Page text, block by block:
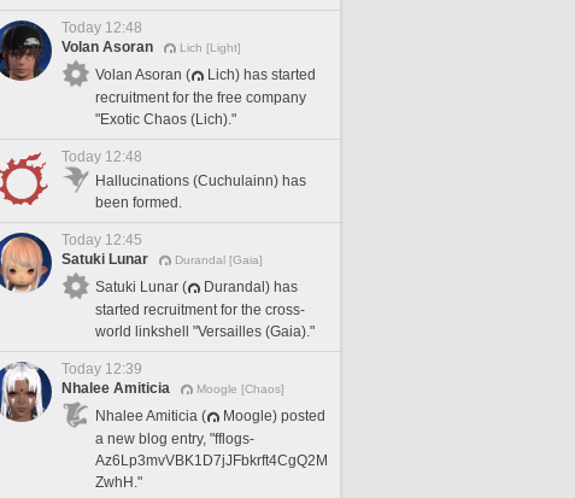
Today 12:48
Volan Asoran
Lich [Light]
Volan Asoran (
Lich) has started
recruitment for the free company
"Exotic Chaos (Lich)."
Today 12:48
Hallucinations (Cuchulainn) has
been formed.
Today 12:45
Satuki Lunar
Durandal [Gaia]
Satuki Lunar (
Durandal) has
started recruitment for the cross-
world linkshell "Versailles (Gaia)."
Today 12:39
Nhalee Amiticia
Moogle [Chaos]
Nhalee Amiticia (
Moogle) posted
a new blog entry, "fflogs-
Az6Lp3mvVBK1D7jJFbkrft4CgQ2M
ZwhH."